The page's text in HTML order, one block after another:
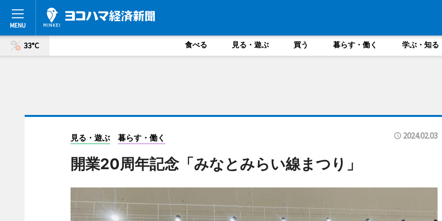
33°C 食べる 見る・遊ぶ 買う 暮らす・働く 学ぶ・知る
見る・遊ぶ 暮らす・働く 2024.02.03
開業20周年記念「みなとみらい線まつり」